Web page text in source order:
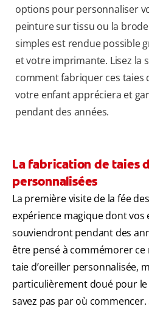
options pour personnaliser
peinture sur tissu ou la
simples est rendue possible
et votre imprimante. Lisez la
comment fabriquer ces taies
votre enfant appréciera et
pendant des années.
La fabrication de taies
personnalisées
La première visite de la fée
expérience magique dont vos
souviendront pendant des
être pensé à commémorer
taie d’oreiller personnalisée,
particulièrement doué pour
savez pas par où commencer.